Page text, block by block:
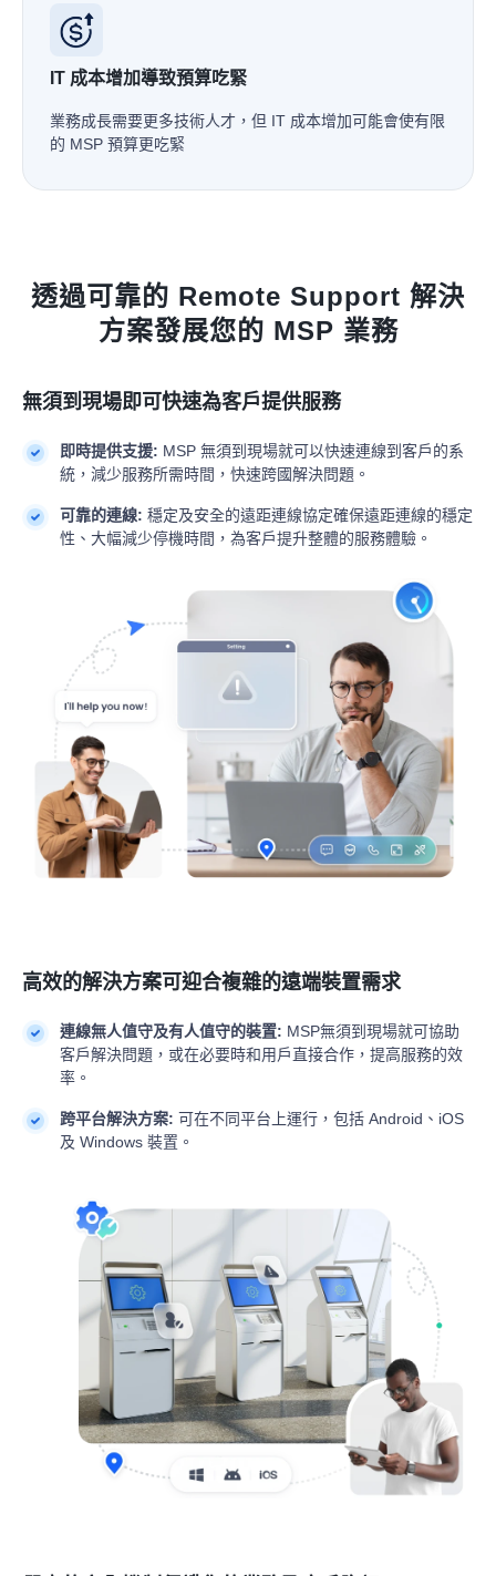
IT 成本增加導致預算吃緊
業務成長需要更多技術人才，但 IT 成本增加可能會使有限
的 MSP 預算更吃緊
透過可靠的 Remote Support 解決
方案發展您的 MSP 業務
無須到現場即可快速為客戶提供服務
即時提供支援: MSP 無須到現場就可以快速連線到客戶的系
統，減少服務所需時間，快速跨國解決問題。
可靠的連線: 穩定及安全的遠距連線協定確保遠距連線的穩定
性、大幅減少停機時間，為客戶提升整體的服務體驗。
高效的解決方案可迎合複雜的遠端裝置需求
連線無人值守及有人值守的裝置: MSP無須到現場就可協助
客戶解決問題，或在必要時和用戶直接合作，提高服務的效
率。
跨平台解決方案: 可在不同平台上運行，包括 Android、iOS
及 Windows 裝置。